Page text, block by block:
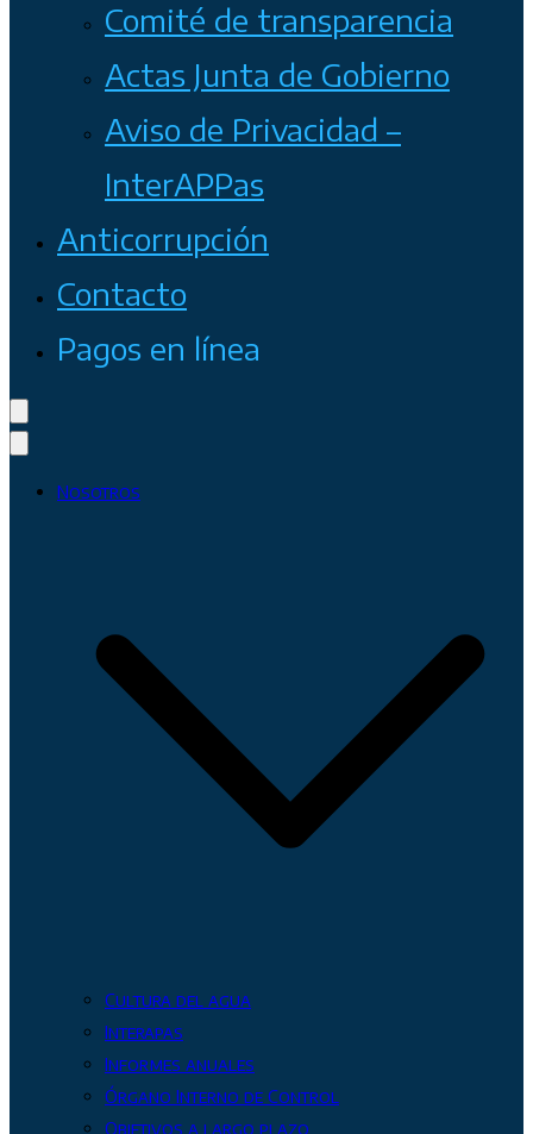
Comité de transparencia
Actas Junta de Gobierno
Aviso de Privacidad –
InterAPPas
Anticorrupción
Contacto
Pagos en línea
Nosotros
Cultura del agua
Interapas
Informes anuales
Órgano Interno de Control
Objetivos a largo plazo